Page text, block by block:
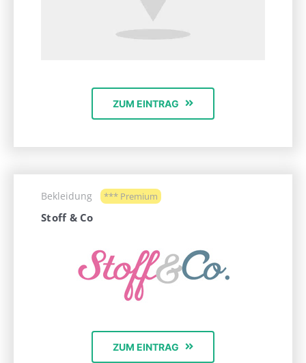
ZUM EINTRAG
Bekleidung *** Premium
Stoff & Co
ZUM EINTRAG